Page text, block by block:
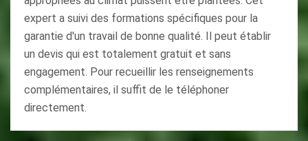
expert a suivi des formations spécifiques pour la
garantie d'un travail de bonne qualité. Il peut établir
un devis qui est totalement gratuit et sans
engagement. Pour recueillir les renseignements
complémentaires, il suffit de le téléphoner
directement.